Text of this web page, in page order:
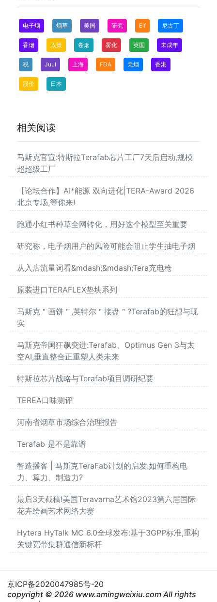
电子烟 烟草 美国 研究 Elf 尼古丁
香烟 政策 卷烟 雾化 英国 未成年
税 Juul 上海 FDA 无烟 香港
股价 日本
相关阅读
马斯克官宣:特斯拉Terafab芯片工厂7天后启动,规模
超超级工厂
【论坛合作】AI*能源 双向进化|TERA-Award 2026
北京专场,等你来!
跑通小红书种草全网转化，用好这个模型至关重要
研究称，电子烟用户的风险可能会阻止学生抽电子烟
从入店流量词看&mdash;&mdash;Tera充电枪
原装进口TERAFLEX垫块系列
马斯克＂画饼＂,英特尔＂接盘＂?Terafab的狂想与现
实
马斯克帝国狂飙突进:Terafab、Optimus Gen 3与太
空AI,垂直整合正重塑人类未来
特斯拉芯片战略与Terafab项目调研纪要
TEREA口味测评
河南省烟草市场综合治理报告
Terafab 是不是靠谱
智造播客 | 马斯克TeraFab计划的启发:如何重构电
力、算力、制造力?
最后3天截稿!美国Teravarna艺术馆2023第六届国际
花卉绘画艺术网络大赛
Hytera HyTalk MC 6.0全球发布:基于3GPP标准,重构
关键宽带集群通信新标杆
京ICP备2020047985号-20
copyright © 2026 www.amingweixiu.com All rights